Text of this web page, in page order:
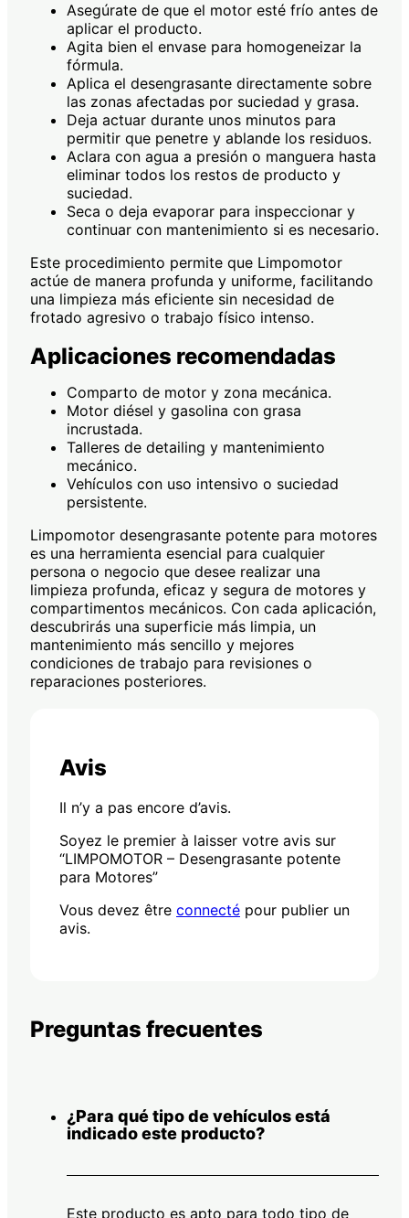
Asegúrate de que el motor esté frío antes de
aplicar el producto.
Agita bien el envase para homogeneizar la
fórmula.
Aplica el desengrasante directamente sobre
las zonas afectadas por suciedad y grasa.
Deja actuar durante unos minutos para
permitir que penetre y ablande los residuos.
Aclara con agua a presión o manguera hasta
eliminar todos los restos de producto y
suciedad.
Seca o deja evaporar para inspeccionar y
continuar con mantenimiento si es necesario.
Este procedimiento permite que Limpomotor
actúe de manera profunda y uniforme, facilitando
una limpieza más eficiente sin necesidad de
frotado agresivo o trabajo físico intenso.
Aplicaciones recomendadas
Comparto de motor y zona mecánica.
Motor diésel y gasolina con grasa
incrustada.
Talleres de detailing y mantenimiento
mecánico.
Vehículos con uso intensivo o suciedad
persistente.
Limpomotor desengrasante potente para motores
es una herramienta esencial para cualquier
persona o negocio que desee realizar una
limpieza profunda, eficaz y segura de motores y
compartimentos mecánicos. Con cada aplicación,
descubrirás una superficie más limpia, un
mantenimiento más sencillo y mejores
condiciones de trabajo para revisiones o
reparaciones posteriores.
Avis
Il n’y a pas encore d’avis.
Soyez le premier à laisser votre avis sur
“LIMPOMOTOR – Desengrasante potente
para Motores”
Vous devez être connecté pour publier un
avis.
Preguntas frecuentes
¿Para qué tipo de vehículos está
indicado este producto?
Este producto es apto para todo tipo de